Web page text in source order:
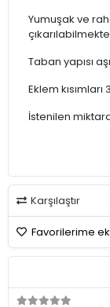
Yumuşak ve
Taban yapısı
Eklem kısımları
İstenilen
Karşılaştır
Favorilerime